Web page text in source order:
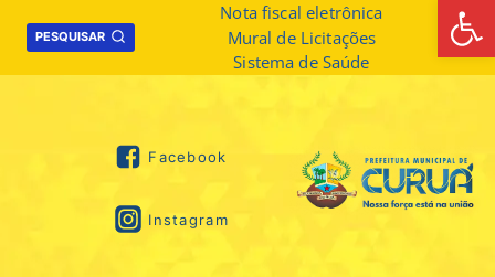
PESQUISAR
Nota fiscal eletrônica
Mural de Licitações
Sistema de Saúde
Facebook
Instagram